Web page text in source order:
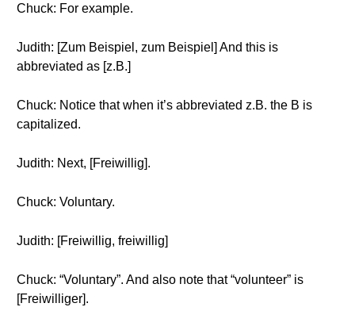
Chuck: For example.
Judith: [Zum Beispiel, zum Beispiel] And this is
abbreviated as [z.B.]
Chuck: Notice that when it’s abbreviated z.B. the B is
capitalized.
Judith: Next, [Freiwillig].
Chuck: Voluntary.
Judith: [Freiwillig, freiwillig]
Chuck: “Voluntary”. And also note that “volunteer” is
[Freiwilliger].